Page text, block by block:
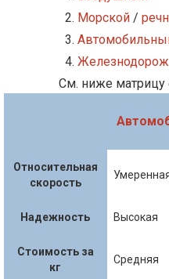
Морской /
См. ниже матрицу
Относительная
скорость
Надежность Высокая
Стоимость за
кг
Средняя